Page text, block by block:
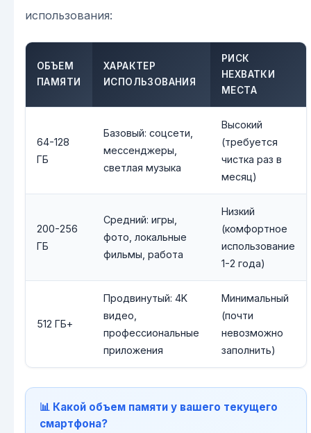
использования:
ОБЪЕМ
ПАМЯТИ
ХАРАКТЕР
ИСПОЛЬЗОВАНИЯ
РИСК
НЕХВАТКИ
МЕСТА
64-128
ГБ
Базовый: соцсети,
мессенджеры,
светлая музыка
Высокий
(требуется
чистка раз в
месяц)
200-256
ГБ
Средний: игры,
фото, локальные
фильмы, работа
Низкий
(комфортное
использование
1-2 года)
512 ГБ+
Продвинутый: 4K
видео,
профессиональные
приложения
Минимальный
(почти
невозможно
заполнить)
📊 Какой объем памяти у вашего текущего
смартфона?